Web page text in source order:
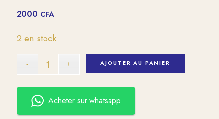
2000 CFA
2 en stock
AJOUTER AU PANIER
Acheter sur whatsapp